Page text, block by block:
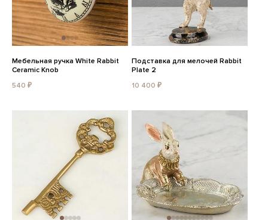
Мебельная ручка White Rabbit
Ceramic Knob
540 ₽
Подставка для мелочей Rabbit
Plate 2
10 400 ₽